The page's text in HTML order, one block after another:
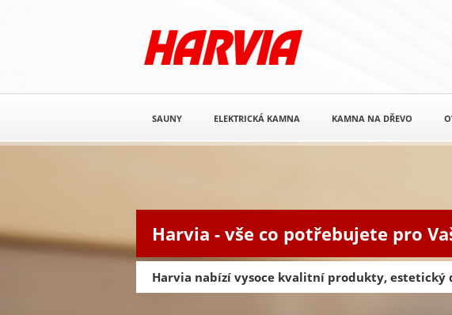
Harvia - vše co potřebujete pro
Harvia nabízí vysoce kvalitní produkty, estetický
SAUNY ELEKTRICKÁ KAMNA KAMNA NA DŘEVO